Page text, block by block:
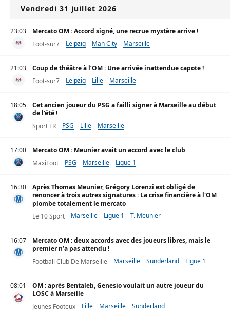
Vendredi 31 juillet 2026
23:03
Mercato OM : Accord signé, une recrue mystère arrive !
Foot-sur7
Leipzig Man City Marseille
21:03
Coup de théâtre à l’OM : Une arrivée inattendue capote !
Foot-sur7
Leipzig Lille Marseille
18:05
Cet ancien joueur du PSG a failli signer à Marseille au début
de l’été !
Sport FR
PSG Lille Marseille
17:00
Mercato OM : Meunier avait un accord avec le club
MaxiFoot
PSG Marseille Ligue 1
16:30
Après Thomas Meunier, Grégory Lorenzi est obligé de
renoncer à trois autres signatures : La crise financière à l'OM
plombe totalement le mercato
Le 10 Sport
Marseille Ligue 1 T. Meunier
16:07
Mercato OM : deux accords avec des joueurs libres, mais le
premier n’a pas attendu !
Football Club De Marseille
Marseille Sunderland Ligue 1
08:01
OM : après Bentaleb, Genesio voulait un autre joueur du
LOSC à Marseille
Jeunes Footeux
Lille Marseille Sunderland